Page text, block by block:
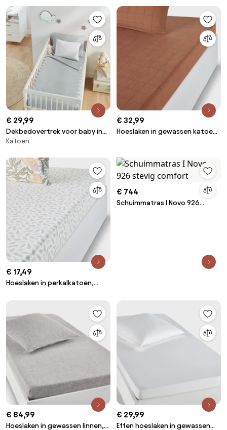
€ 29,99
Dekbedovertrek voor baby in
katoen, Scenario
Katoen
€ 32,99
Hoeslaken in gewassen katoen,
€ 17,49
Hoeslaken in perkalkatoen,
€ 744
Schuimmatras I Novo 926
€ 84,99
Hoeslaken in gewassen linnen,
€ 29,99
Effen hoeslaken in gewassen